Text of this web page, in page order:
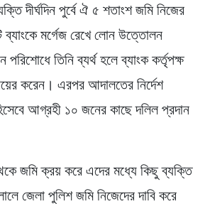
দীর্ঘদিন পুর্বে ঐ ৫ শতাংশ জমি নিজের
ব্যাংকে মর্গেজ রেখে লোন উত্তোলন
তিনি ব্যর্থ হলে ব্যাংক কর্তৃপক্ষ
করেন। এরপর আদালতের নির্দেশ
আগ্রহী ১০ জনের কাছে দলিল প্রদান
জমি ক্রয় করে এদের মধ্যে কিছু ব্যক্তি
জেলা পুলিশ জমি নিজেদের দাবি করে